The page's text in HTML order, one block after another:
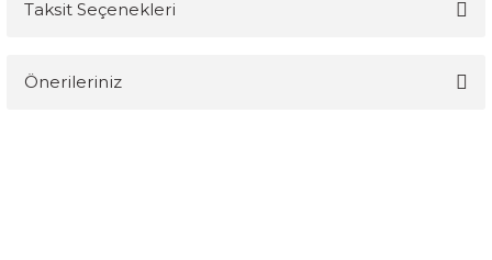
Taksit Seçenekleri
Önerileriniz